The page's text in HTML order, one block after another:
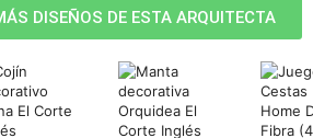
DISEÑOS DE ESTA ARQUITECTA